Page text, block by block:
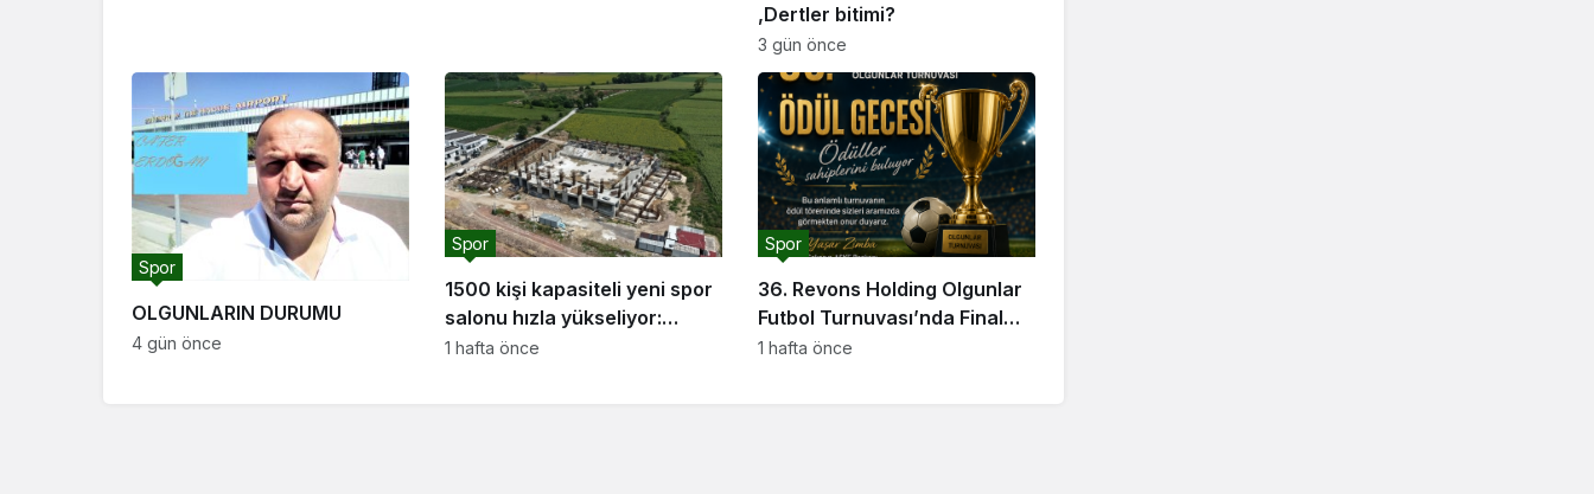
,Dertler bitimi?
3 gün önce
OLGUNLARIN DURUMU
Spor
4 gün önce
1500 kişi kapasiteli yeni spor
salonu hızla yükseliyor:
“Salon sporları için güçlü bir
Spor
1 hafta önce
36. Revons Holding Olgunlar
Futbol Turnuvası’nda Final
Heyecanı Başlıyor
Spor
1 hafta önce